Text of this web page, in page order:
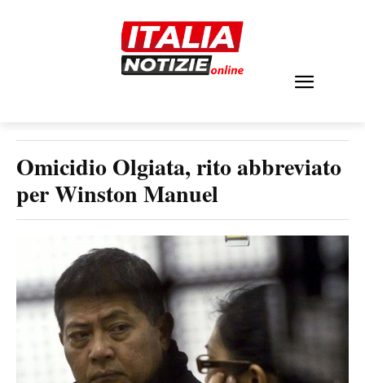
Omicidio Olgiata, rito abbreviato
per Winston Manuel